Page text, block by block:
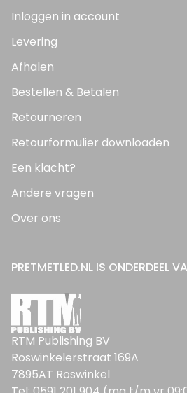
Inloggen in account
Levering
Afhalen
Bestellen & Betalen
Retourneren
Retourformulier downloaden
Een klacht?
Andere vragen
Over ons
PRETMETLED.NL IS ONDERDEEL
RTM Publishing BV
Roswinkelerstraat 169A
7895AT Roswinkel